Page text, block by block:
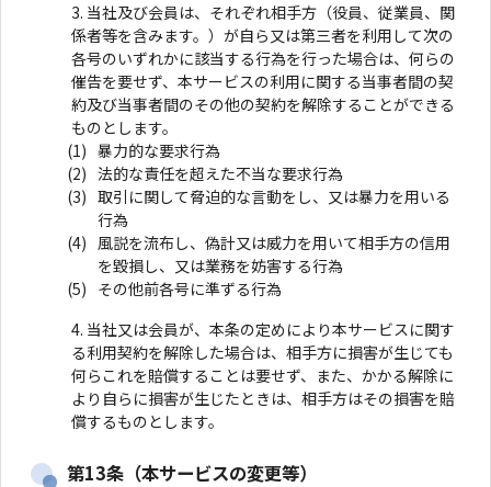
当社及び会員は、それぞれ相手方（役員、従業員、関
係者等を含みます。）が自ら又は第三者を利用して次の
各号のいずれかに該当する行為を行った場合は、何らの
催告を要せず、本サービスの利用に関する当事者間の契
約及び当事者間のその他の契約を解除することができる
ものとします。
暴力的な要求行為
法的な責任を超えた不当な要求行為
取引に関して脅迫的な言動をし、又は暴力を用いる
行為
風説を流布し、偽計又は威力を用いて相手方の信用
を毀損し、又は業務を妨害する行為
その他前各号に準ずる行為
当社又は会員が、本条の定めにより本サービスに関す
る利用契約を解除した場合は、相手方に損害が生じても
何らこれを賠償することは要せず、また、かかる解除に
より自らに損害が生じたときは、相手方はその損害を賠
償するものとします。
第13条（本サービスの変更等）